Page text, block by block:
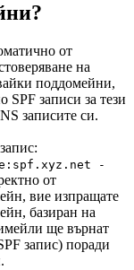
от
на
поддомейни,
SPF записи за тези
записите си.
-
от
вие изпращате
базиран на
ще върнат
запис) поради